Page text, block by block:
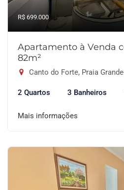
R$ 699.000
Apartamento à Venda
82m²
Canto do Forte, Praia
2 Quartos 3 Banheiros
Mais informações